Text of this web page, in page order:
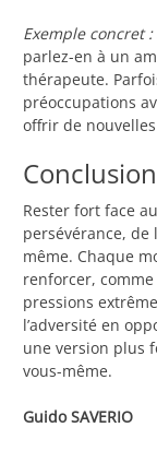
Exemple concret :
parlez-en à un
thérapeute.
préoccupations
offrir de
Rester fort face
persévérance, de
même. Chaque
renforcer,
pressions
l’adversité en
une version plus
vous-même.
Guido SAVERIO